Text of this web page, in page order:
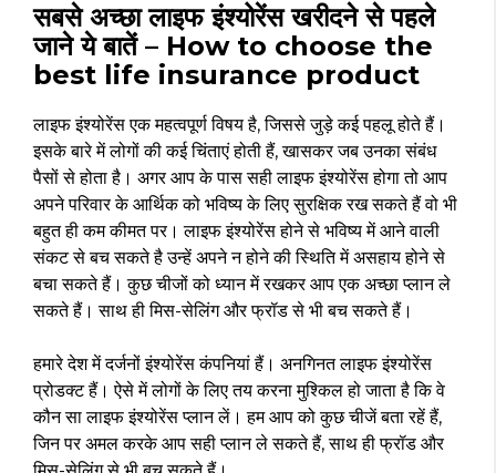
सबसे अच्छा लाइफ इंश्योरेंस खरीदने से पहले
जाने ये बातें – How to choose the
best life insurance product
लाइफ इंश्योरेंस एक महत्वपूर्ण विषय है, जिससे जुड़े कई पहलू होते हैं।
इसके बारे में लोगों की कई चिंताएं होती हैं, खासकर जब उनका संबंध
पैसों से होता है। अगर आप के पास सही लाइफ इंश्योरेंस होगा तो आप
अपने परिवार के आर्थिक को भविष्य के लिए सुरक्षिक रख सकते हैं वो भी
बहुत ही कम कीमत पर। लाइफ इंश्योरेंस होने से भविष्य में आने वाली
संकट से बच सकते है उन्हें अपने न होने की स्थिति में असहाय होने से
बचा सकते हैं। कुछ चीजों को ध्यान में रखकर आप एक अच्छा प्लान ले
सकते हैं। साथ ही मिस-सेलिंग और फ्रॉड से भी बच सकते हैं।
हमारे देश में दर्जनों इंश्योरेंस कंपनियां हैं। अनगिनत लाइफ इंश्योरेंस
प्रोडक्ट हैं। ऐसे में लोगों के लिए तय करना मुश्किल हो जाता है कि वे
कौन सा लाइफ इंश्योरेंस प्लान लें। हम आप को कुछ चीजें बता रहें हैं,
जिन पर अमल करके आप सही प्लान ले सकते हैं, साथ ही फ्रॉड और